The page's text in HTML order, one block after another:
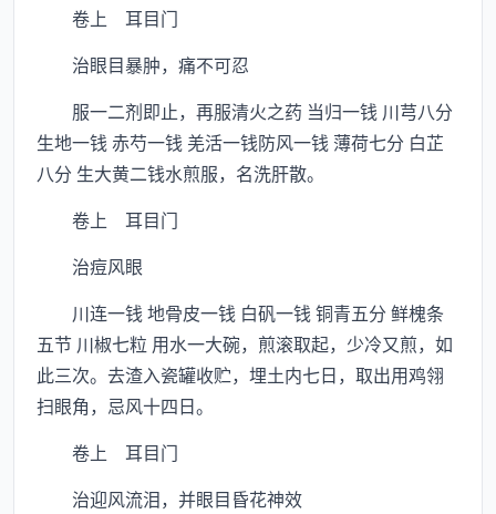
卷上 耳目门
治眼目暴肿，痛不可忍
服一二剂即止，再服清火之药 当归一钱 川芎八分
生地一钱 赤芍一钱 羌活一钱防风一钱 薄荷七分 白芷
八分 生大黄二钱水煎服，名洗肝散。
卷上 耳目门
治痘风眼
川连一钱 地骨皮一钱 白矾一钱 铜青五分 鲜槐条
五节 川椒七粒 用水一大碗，煎滚取起，少冷又煎，如
此三次。去渣入瓷罐收贮，埋土内七日，取出用鸡翎
扫眼角，忌风十四日。
卷上 耳目门
治迎风流泪，并眼目昏花神效